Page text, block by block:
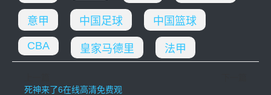
意甲 中国足球 中国篮球
CBA 皇家马德里 法甲
死神来了6在线高清免费观看,死神来了6国语在线观看全集